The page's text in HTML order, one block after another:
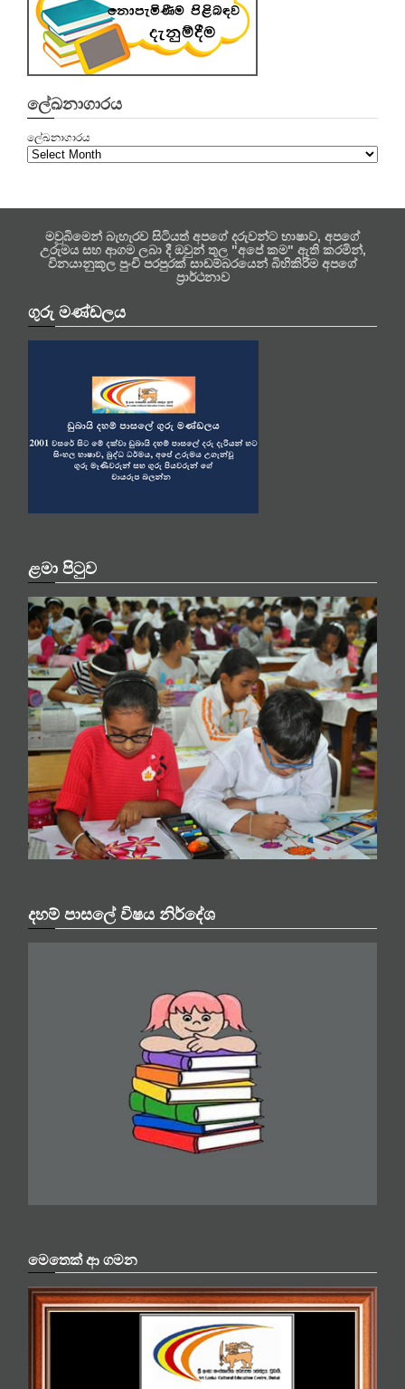
ලේඛනාගාරය
ලේඛනාගාරය
මවුබිමෙන් බැහැරව සිටියත් අපගේ දරුවන්ට භාෂාව, අපගේ
උරුමය සහ ආගම ලබා දී ඔවුන් තුල "අපේ කම" ඇති කරමින්,
විනයානුකූල පුංචි පරපුරක් සාඩම්බරයෙන් බිහිකිරීම අපගේ
ප්‍රාර්ථනාව
ගුරු මණ්ඩලය
ළමා පිටුව
දහම් පාසලේ විෂය නිර්දේශ
මෙතෙක් ආ ගමන